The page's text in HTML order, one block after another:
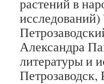
растений в
Александра
литературы и